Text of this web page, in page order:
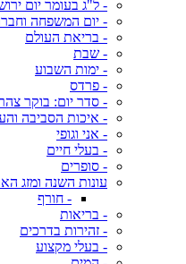
- ל"ג בעומר יום
- יום המשפחה
- בריאת העולם
- שבת
- ימות השבוע
- פרדס
- סדר יום: בוקר
- איכות הסביבה
- אני וגופי
- בעלי חיים
- סופרים
עונות השנה ומזג
- חורף
- בריאות
- זהירות בדרכים
- בעלי מקצוע